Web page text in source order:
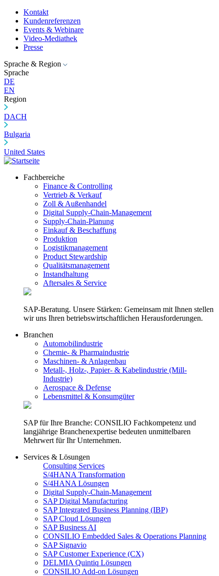
Kontakt
Kundenreferenzen
Events & Webinare
Video-Mediathek
Presse
Sprache & Region
Sprache
DE
EN
Region
DACH
Bulgaria
United States
Fachbereiche
Finance & Controlling
Vertrieb & Verkauf
Zoll & Außenhandel
Digital Supply-Chain-Management
Supply-Chain-Planung
Einkauf & Beschaffung
Produktion
Logistikmanagement
Product Stewardship
Qualitätsmanagement
Instandhaltung
Aftersales & Service
SAP-Beratung. Unsere Stärken: Gemeinsam mit Ihnen stellen
wir uns Ihren betriebswirtschaftlichen Herausforderungen.
Branchen
Automobilindustrie
Chemie- & Pharmaindustrie
Maschinen- & Anlagenbau
Metall-, Holz-, Papier- & Kabelindustrie (Mill-
Industrie)
Aerospace & Defense
Lebensmittel & Konsumgüter
SAP für Ihre Branche: CONSILIO Fachkompetenz und
langjährige Branchenexpertise bedeuten unmittelbaren
Mehrwert für Ihr Unternehmen.
Services & Lösungen
Consulting Services
S/4HANA Transformation
S/4HANA Lösungen
Digital Supply-Chain-Management
SAP Digital Manufacturing
SAP Integrated Business Planning (IBP)
SAP Cloud Lösungen
SAP Business AI
CONSILIO Embedded Sales & Operations Planning
SAP Signavio
SAP Customer Experience (CX)
DELMIA Quintiq Lösungen
CONSILIO Add-on Lösungen